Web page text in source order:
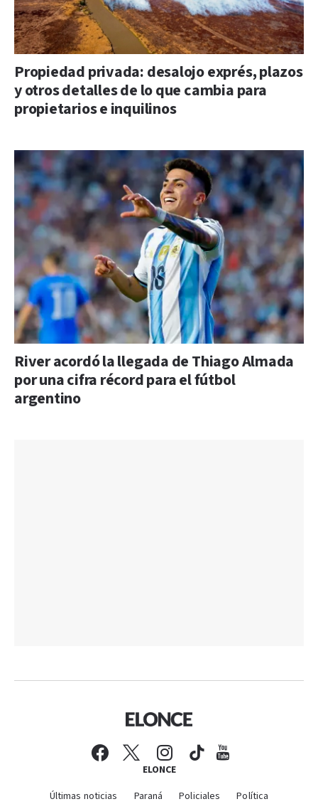
Propiedad privada: desalojo exprés, plazos
y otros detalles de lo que cambia para
propietarios e inquilinos
River acordó la llegada de Thiago Almada
por una cifra récord para el fútbol
argentino
ELONCE
Últimas noticias Paraná Policiales Política